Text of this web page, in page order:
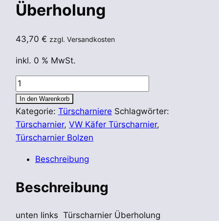
Überholung
43,70 € zzgl. Versandkosten
inkl. 0 % MwSt.
unten
links
VW
Käfer
Türscharnier
Überholung
In den Warenkorb
Kategorie: Türscharniere Schlagwörter:
Türscharnier, VW Käfer Türscharnier,
Türscharnier Bolzen
Beschreibung
Beschreibung
unten links Türscharnier Überholung